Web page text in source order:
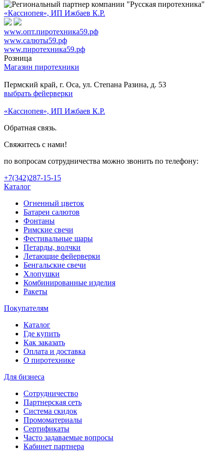
«Кассиопея», ИП Ижбаев К.Р.
www.опт.пиротехника59.рф
www.салюты59.рф
www.пиротехника59.рф
Розница
Магазин пиротехники
Пермский край, г. Оса, ул. Степана Разина, д. 53
выбрать фейерверки
«Кассиопея», ИП Ижбаев К.Р.
Обратная связь.
Свяжитесь с нами!
по вопросам сотрудничества можно звонить по телефону:
+7(342)287-15-15
Каталог
Огненный цветок
Батареи салютов
Фонтаны
Римские свечи
Фестивальные шары
Петарды, волчки
Летающие фейерверки
Бенгальские свечи
Хлопушки
Комбинированные изделия
Ракеты
Покупателям
Каталог
Где купить
Как заказать
Оплата и доставка
О пиротехнике
Для бизнеса
Сотрудничество
Партнерская сеть
Система скидок
Промоматериалы
Сертификаты
Часто задаваемые вопросы
Кабинет партнера